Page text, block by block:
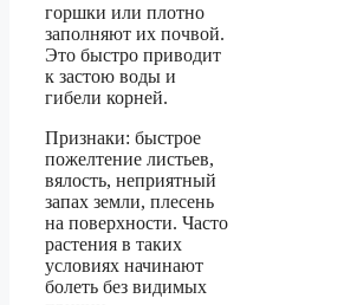
горшки или плотно
заполняют их почвой.
Это быстро приводит
к застою воды и
гибели корней.
Признаки: быстрое
пожелтение листьев,
вялость, неприятный
запах земли, плесень
на поверхности. Часто
растения в таких
условиях начинают
болеть без видимых